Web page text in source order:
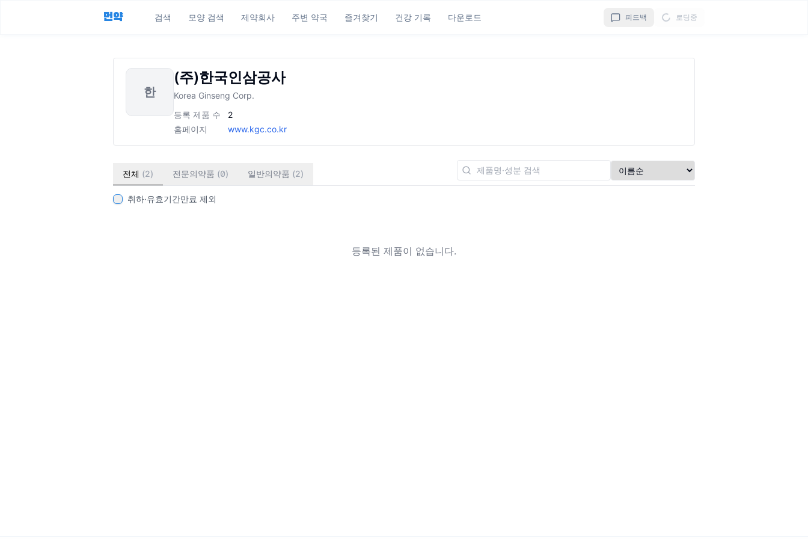
먼약 검색 모양 검색 제약회사 주변 약국 즐겨찾기 건강 기록 다운로드 피드백 로딩중
한
(주)한국인삼공사
Korea Ginseng Corp.
등록 제품 수
2
홈페이지
www.kgc.co.kr
전체 (2) 전문의약품 (0) 일반의약품 (2)
취하·유효기간만료 제외
등록된 제품이 없습니다.